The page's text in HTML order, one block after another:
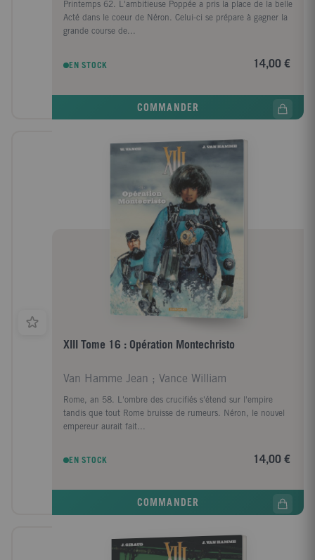
Printemps 62. L'ambitieuse Poppée a pris la place de la belle
Acté dans le coeur de Néron. Celui-ci se prépare à gagner la
grande course de...
EN STOCK 14,00 €
COMMANDER
XIII Tome 16 : Opération Montechristo
Van Hamme Jean ; Vance William
Rome, an 58. L'ombre des crucifiés s'étend sur l'empire
tandis que tout Rome bruisse de rumeurs. Néron, le nouvel
empereur aurait fait...
EN STOCK 14,00 €
COMMANDER